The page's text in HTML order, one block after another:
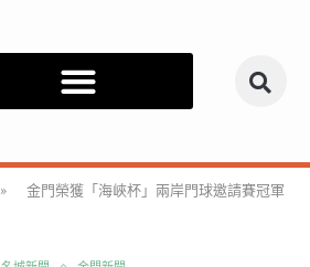
»
金門榮獲「海峽杯」兩岸門球邀請賽冠軍